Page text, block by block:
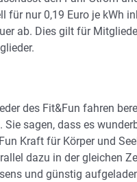
für nur 0,19 Euro je kWh
ab. Dies gilt für
des Fit&Fun fahren
Sie sagen, dass es
Kraft für Körper und
dazu in der gleichen
und günstig